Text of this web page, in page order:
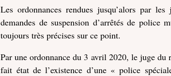
Les ordonnances rendues jusqu’alors par
demandes de suspension d’arrêtés de police
toujours très précises sur ce point.
Par une ordonnance du 3 avril 2020, le juge
fait état de l’existence d’une « police